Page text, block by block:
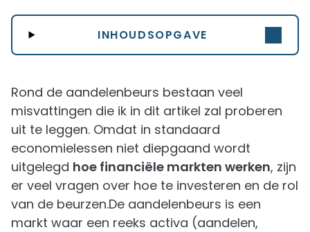
INHOUDSOPGAVE
Rond de aandelenbeurs bestaan veel
misvattingen die ik in dit artikel zal proberen
uit te leggen. Omdat in standaard
economielessen niet diepgaand wordt
uitgelegd hoe financiële markten werken, zijn
er veel vragen over hoe te investeren en de rol
van de beurzen.De aandelenbeurs is een
markt waar een reeks activa (aandelen,